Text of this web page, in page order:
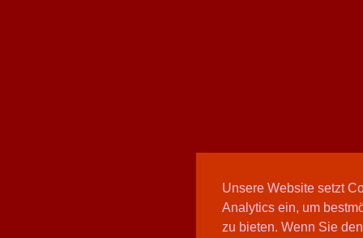
Unsere Website setzt
Analytics ein, um
zu bieten. Wenn Sie